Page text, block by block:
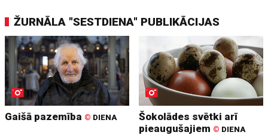
ŽURNĀLA "SESTDIENA" PUBLIKĀCIJAS
Gaišā pazemība © DIENA
Šokolādes svētki arī
pieaugušajiem © DIENA